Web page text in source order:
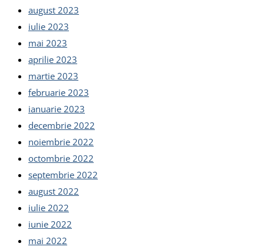
august 2023
iulie 2023
mai 2023
aprilie 2023
martie 2023
februarie 2023
ianuarie 2023
decembrie 2022
noiembrie 2022
octombrie 2022
septembrie 2022
august 2022
iulie 2022
iunie 2022
mai 2022